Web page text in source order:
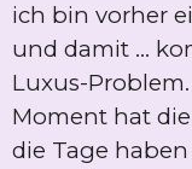
ich bin vorher
und damit ...
Luxus-
Moment hat
die Tage